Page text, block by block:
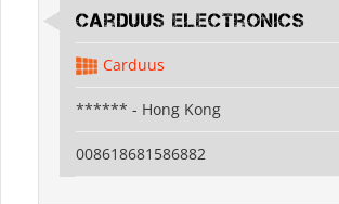
Carduus Electronics
Carduus
****** - Hong Kong
008618681586882